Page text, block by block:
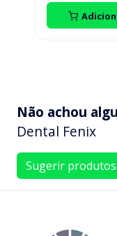
Não achou
Dental Fenix
Sugerir produtos